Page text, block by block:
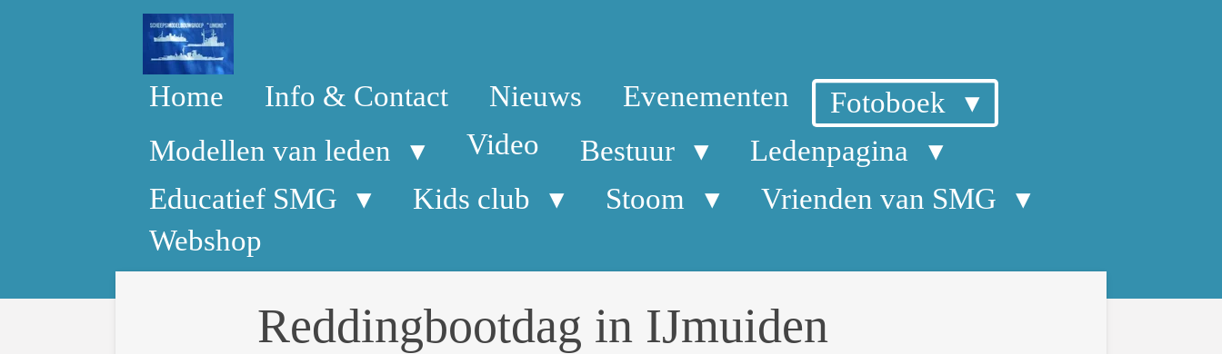
Home Info & Contact Nieuws Evenementen
Fotoboek
Modellen van leden
Video Bestuur
Ledenpagina
Educatief SMG
Kids club Stoom
Vrienden van SMG
Webshop
Reddingbootdag in IJmuiden